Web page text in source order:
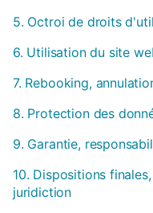
5. Octroi de droits
6. Utilisation du site
7. Rebooking,
8. Protection des
9. Garantie,
10. Dispositions
juridiction